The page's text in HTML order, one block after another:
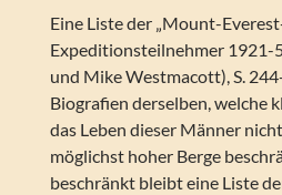
Eine Liste der „Mount-
Expeditionsteilnehmer 1921-
und Mike Westmacott), S.
Biografien derselben, welche
das Leben dieser Männer
möglichst hoher Berge
beschränkt bleibt eine Liste